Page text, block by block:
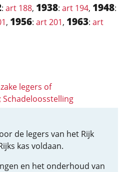
: art 188, 1938: art 194, 1948:
, 1956: art 201, 1963: art
legers of
de legers van het Rijk
kas voldaan.
en het onderhoud van